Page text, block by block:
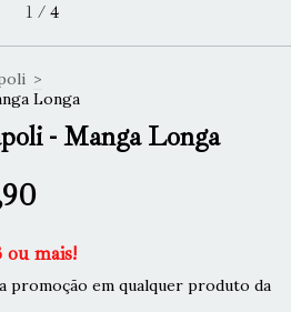
1 / 4
>
Longa
- Manga Longa
ou mais!
promoção em qualquer produto da